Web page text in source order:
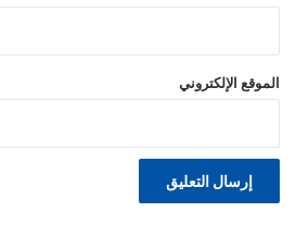
الموقع الإلكتروني